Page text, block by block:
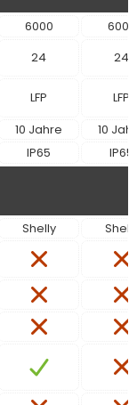
6000
6000
24 24
LFP
LFP
10 Jahre
10
IP65 IP65
Shelly